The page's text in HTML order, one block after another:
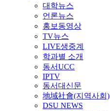
대학뉴스
언론뉴스
홍보동영상
TV뉴스
LIVE생중계
학과별 소개
동서UCC
IPTV
동서대신문
地域社會(지역사회)
DSU NEWS